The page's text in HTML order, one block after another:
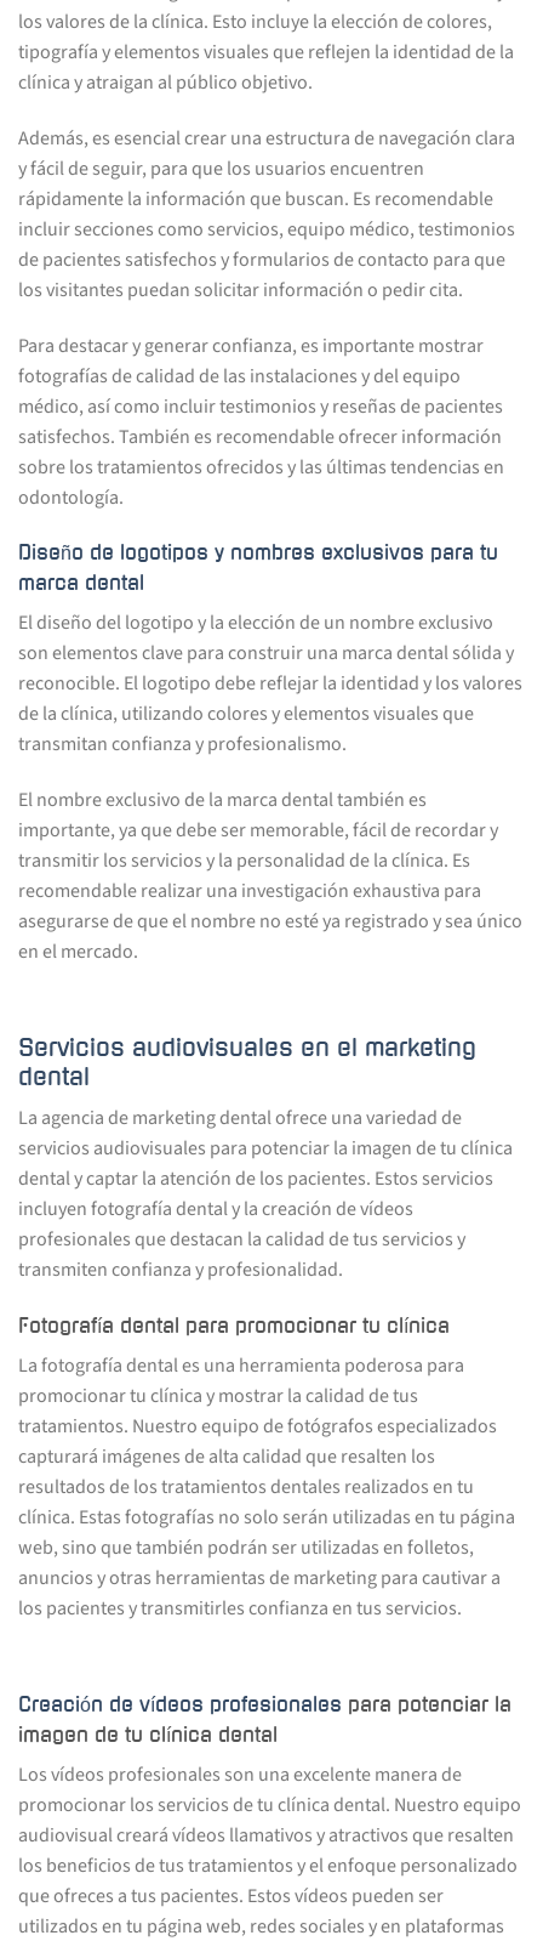
los valores de la clínica. Esto incluye la elección de colores,
tipografía y elementos visuales que reflejen la identidad de la
clínica y atraigan al público objetivo.
Además, es esencial crear una estructura de navegación clara
y fácil de seguir, para que los usuarios encuentren
rápidamente la información que buscan. Es recomendable
incluir secciones como servicios, equipo médico, testimonios
de pacientes satisfechos y formularios de contacto para que
los visitantes puedan solicitar información o pedir cita.
Para destacar y generar confianza, es importante mostrar
fotografías de calidad de las instalaciones y del equipo
médico, así como incluir testimonios y reseñas de pacientes
satisfechos. También es recomendable ofrecer información
sobre los tratamientos ofrecidos y las últimas tendencias en
odontología.
Diseño de logotipos y nombres exclusivos para tu
marca dental
El diseño del logotipo y la elección de un nombre exclusivo
son elementos clave para construir una marca dental sólida y
reconocible. El logotipo debe reflejar la identidad y los valores
de la clínica, utilizando colores y elementos visuales que
transmitan confianza y profesionalismo.
El nombre exclusivo de la marca dental también es
importante, ya que debe ser memorable, fácil de recordar y
transmitir los servicios y la personalidad de la clínica. Es
recomendable realizar una investigación exhaustiva para
asegurarse de que el nombre no esté ya registrado y sea único
en el mercado.
Servicios audiovisuales en el marketing
dental
La agencia de marketing dental ofrece una variedad de
servicios audiovisuales para potenciar la imagen de tu clínica
dental y captar la atención de los pacientes. Estos servicios
incluyen fotografía dental y la creación de vídeos
profesionales que destacan la calidad de tus servicios y
transmiten confianza y profesionalidad.
Fotografía dental para promocionar tu clínica
La fotografía dental es una herramienta poderosa para
promocionar tu clínica y mostrar la calidad de tus
tratamientos. Nuestro equipo de fotógrafos especializados
capturará imágenes de alta calidad que resalten los
resultados de los tratamientos dentales realizados en tu
clínica. Estas fotografías no solo serán utilizadas en tu página
web, sino que también podrán ser utilizadas en folletos,
anuncios y otras herramientas de marketing para cautivar a
los pacientes y transmitirles confianza en tus servicios.
Creación de vídeos profesionales para potenciar la
imagen de tu clínica dental
Los vídeos profesionales son una excelente manera de
promocionar los servicios de tu clínica dental. Nuestro equipo
audiovisual creará vídeos llamativos y atractivos que resalten
los beneficios de tus tratamientos y el enfoque personalizado
que ofreces a tus pacientes. Estos vídeos pueden ser
utilizados en tu página web, redes sociales y en plataformas